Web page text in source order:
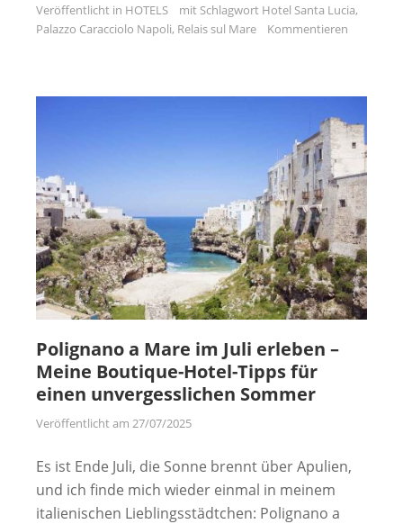
Veröffentlicht in HOTELS mit Schlagwort Hotel Santa Lucia,
Palazzo Caracciolo Napoli, Relais sul Mare Kommentieren
Polignano a Mare im Juli erleben –
Meine Boutique-Hotel-Tipps für
einen unvergesslichen Sommer
Veröffentlicht am 27/07/2025
Es ist Ende Juli, die Sonne brennt über Apulien,
und ich finde mich wieder einmal in meinem
italienischen Lieblingsstädtchen: Polignano a